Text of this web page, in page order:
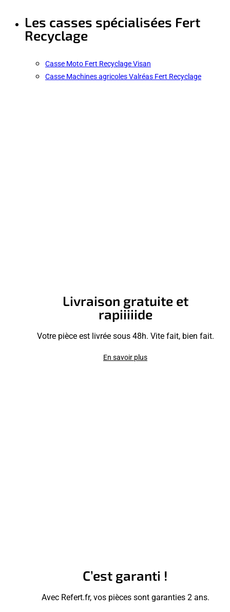
Les casses spécialisées Fert
Recyclage
Casse Moto Fert Recyclage Visan
Casse Machines agricoles Valréas Fert Recyclage
Livraison gratuite et
rapiiiiide
Votre pièce est livrée sous 48h. Vite fait, bien fait.
En savoir plus
C’est garanti !
Avec Refert.fr, vos pièces sont garanties 2 ans.